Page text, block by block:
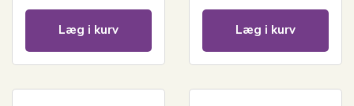
Læg i kurv Læg i kurv